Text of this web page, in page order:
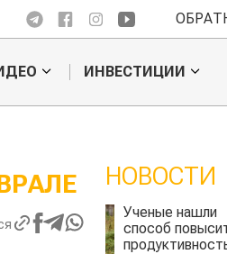
ИНВЕСТИЦИИ
НОВОСТИ
нашли
повысить